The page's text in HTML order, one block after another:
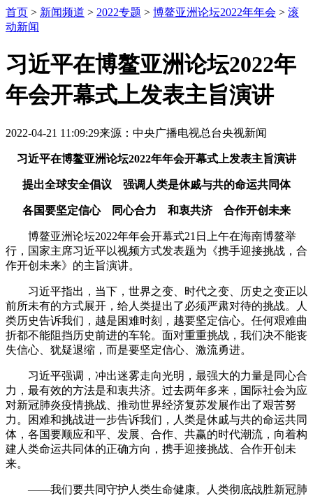
首页 > 新闻频道 > 2022专题 > 博鳌亚洲论坛2022年年会 > 滚
动新闻
习近平在博鳌亚洲论坛2022年
年会开幕式上发表主旨演讲
2022-04-21 11:09:29来源：中央广播电视总台央视新闻
习近平在博鳌亚洲论坛2022年年会开幕式上发表主旨演讲
提出全球安全倡议 强调人类是休戚与共的命运共同体
各国要坚定信心 同心合力 和衷共济 合作开创未来
博鳌亚洲论坛2022年年会开幕式21日上午在海南博鳌举
行，国家主席习近平以视频方式发表题为《携手迎接挑战，合
作开创未来》的主旨演讲。
习近平指出，当下，世界之变、时代之变、历史之变正以
前所未有的方式展开，给人类提出了必须严肃对待的挑战。人
类历史告诉我们，越是困难时刻，越要坚定信心。任何艰难曲
折都不能阻挡历史前进的车轮。面对重重挑战，我们决不能丧
失信心、犹疑退缩，而是要坚定信心、激流勇进。
习近平强调，冲出迷雾走向光明，最强大的力量是同心合
力，最有效的方法是和衷共济。过去两年多来，国际社会为应
对新冠肺炎疫情挑战、推动世界经济复苏发展作出了艰苦努
力。困难和挑战进一步告诉我们，人类是休戚与共的命运共同
体，各国要顺应和平、发展、合作、共赢的时代潮流，向着构
建人类命运共同体的正确方向，携手迎接挑战、合作开创未
来。
——我们要共同守护人类生命健康。人类彻底战胜新冠肺